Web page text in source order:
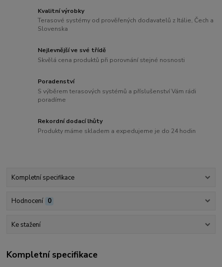
Kvalitní výrobky
Terasové systémy od prověřených dodavatelů z Itálie, Čech a
Slovenska
Nejlevnější ve své třídě
Skvělá cena produktů při porovnání stejné nosnosti
Poradenství
S výběrem terasových systémů a příslušenství Vám rádi
poradíme
Rekordní dodací lhůty
Produkty máme skladem a expedujeme je do 24 hodin
Kompletní specifikace
Hodnocení 0
Ke stažení
Kompletní specifikace